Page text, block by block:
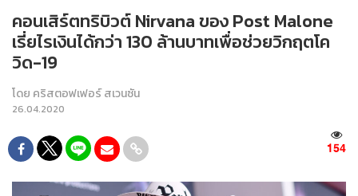
คอนเสิร์ตทริบิวต์ Nirvana ของ Post Malone
เรี่ยไรเงินได้กว่า 130 ล้านบาทเพื่อช่วยวิกฤตโค
วิด-19
โดย คริสตอฟเฟอร์ สเวนซัน
26.04.2020
154